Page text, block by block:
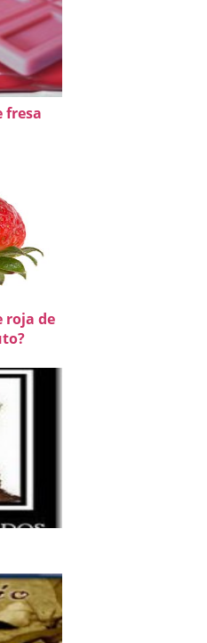
fresa
roja de